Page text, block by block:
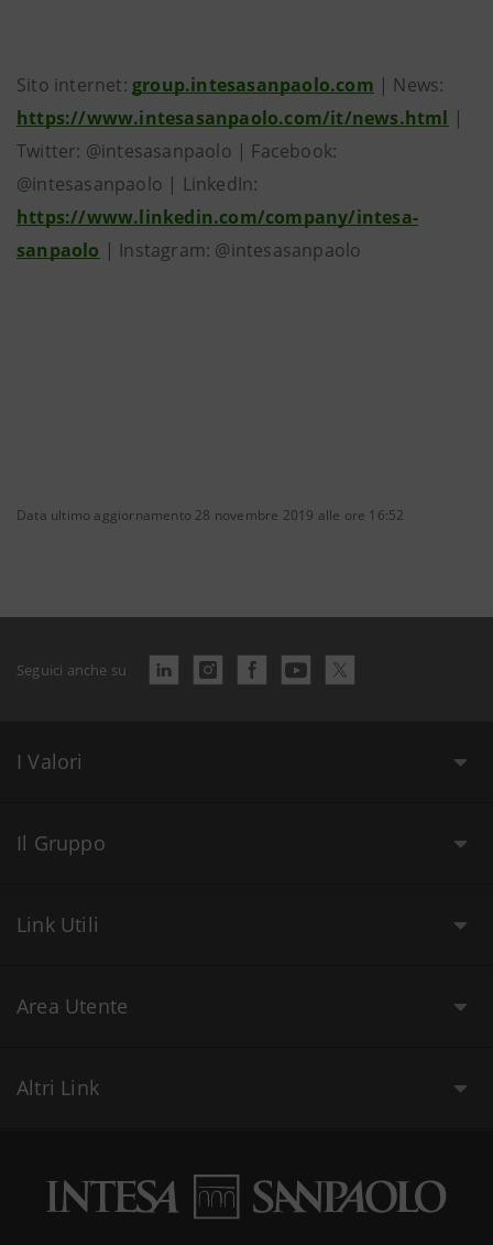
Sito internet: group.intesasanpaolo.com | News:
https://www.intesasanpaolo.com/it/news.html |
Twitter: @intesasanpaolo | Facebook:
@intesasanpaolo | LinkedIn:
https://www.linkedin.com/company/intesa-
sanpaolo | Instagram: @intesasanpaolo
Data ultimo aggiornamento 28 novembre 2019 alle ore 16:52
Seguici anche su
I Valori
Il Gruppo
Link Utili
Area Utente
Altri Link